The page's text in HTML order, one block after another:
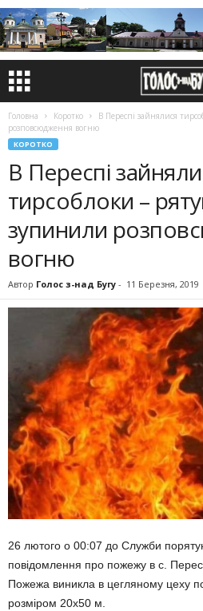
Головна Коротко
В Переспі зайнялися
розповсюдження вогню
КОРОТКО
В Переспі
тирсоблоки –
зупинили
вогню
Автор Голос з-над Бугу - 11 Березня, 2019
26 лютого о 00:07 до Служби
повідомлення про пожежу в с.
Пожежа виникла в цегляному цеху
розміром 20х50 м.